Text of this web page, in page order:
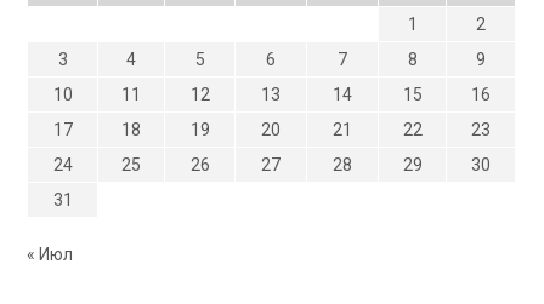
1
2
3
4 5 6 7 8
9
10
11 12 13 14 15
16
17
18 19 20 21 22
23
24
25 26 27 28 29
30
31
« Июл